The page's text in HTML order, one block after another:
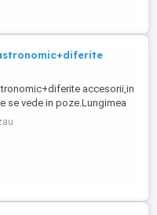
accesorii,in
se vede in poze.Lungimea
de 85 cm,iar diametrul de
vazut si cumparat in zona
15 aprilie pana prin
trimit prin curier.Nu ma